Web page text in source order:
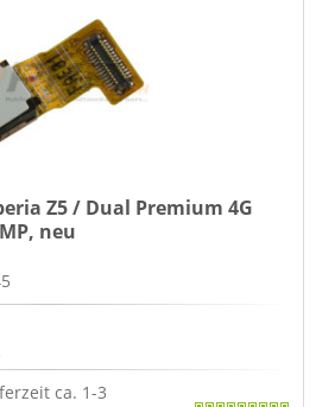
Z5 / Dual Premium 4G
neu
ca. 1-3